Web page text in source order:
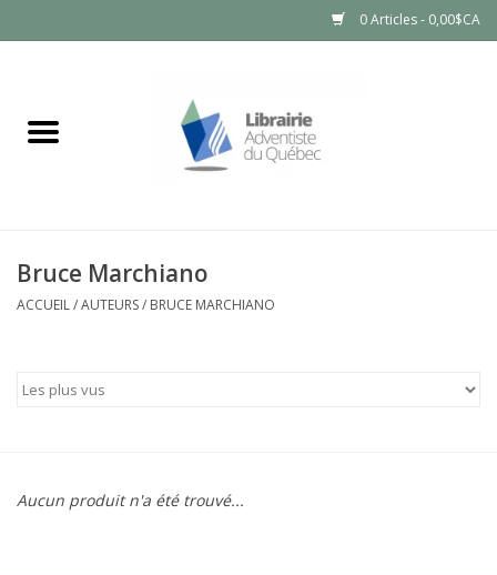
0 Articles - 0,00$CA
Bruce Marchiano
ACCUEIL/AUTEURS/ BRUCE MARCHIANO
Aucun produit n'a été trouvé...